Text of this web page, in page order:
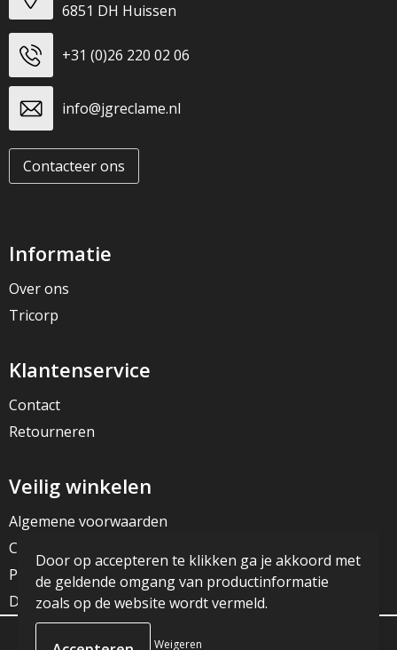
6851 DH Huissen
+31 (0)26 220 02 06
info@jgreclame.nl
Contacteer ons
Informatie
Over ons
Tricorp
Klantenservice
Contact
Retourneren
Veilig winkelen
Algemene voorwaarden
Cookieverklaring
Privacyverklaring
Disclaimer
Door op accepteren te klikken ga je akkoord met
de geldende omgang van productinformatie
zoals op de website wordt vermeld.
Weigeren